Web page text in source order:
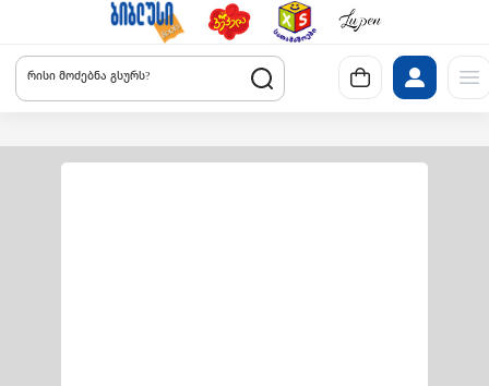
რისი მოძებნა გსურს?